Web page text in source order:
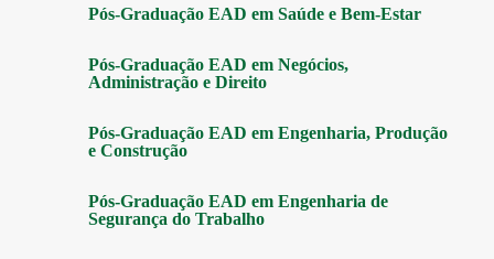
Pós-Graduação EAD em Saúde e Bem-Estar
Pós-Graduação EAD em Negócios,
Administração e Direito
Pós-Graduação EAD em Engenharia, Produção
e Construção
Pós-Graduação EAD em Engenharia de
Segurança do Trabalho